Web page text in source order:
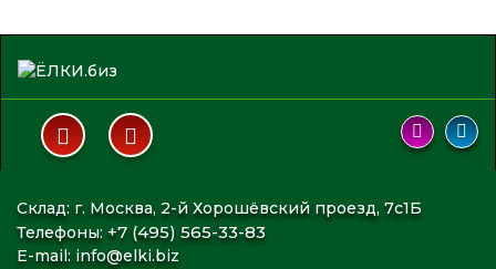
Склад: г. Москва, 2-й Хорошёвский проезд, 7с1Б
Телефоны: +7 (495) 565-33-83
E-mail: info@elki.biz